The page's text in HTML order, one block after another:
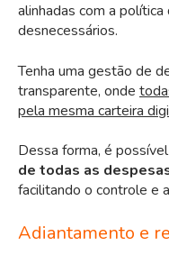
alinhadas com a
desnecessários.
Tenha uma gestão de
transparente, onde
pela mesma carteira
Dessa forma, é
de todas as
facilitando o controle e
Adiantamento e